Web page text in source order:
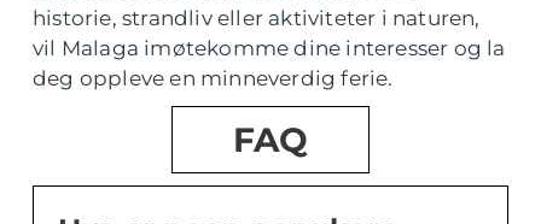
historie, strandliv eller aktiviteter i naturen,
vil Malaga imøtekomme dine interesser og la
deg oppleve en minneverdig ferie.
FAQ